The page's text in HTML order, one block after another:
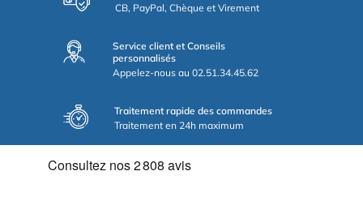
CB, PayPal, Chèque et Virement
Service client et Conseils
personnalisés
Appelez-nous au 02.51.34.45.62
Traitement rapide des commandes
Traitement en 24h maximum